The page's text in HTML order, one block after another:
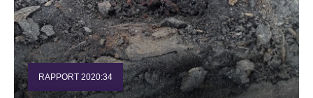
RAPPORT 2020:34